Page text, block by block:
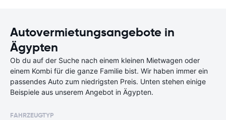
Autovermietungsangebote in
Ägypten
Ob du auf der Suche nach einem kleinen Mietwagen oder
einem Kombi für die ganze Familie bist. Wir haben immer ein
passendes Auto zum niedrigsten Preis. Unten stehen einige
Beispiele aus unserem Angebot in Ägypten.
FAHRZEUGTYP